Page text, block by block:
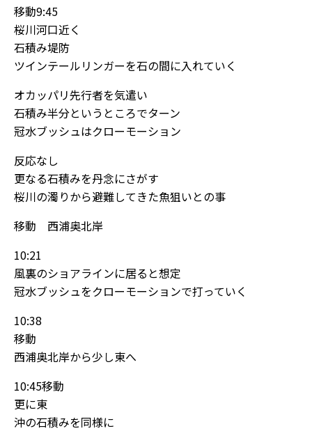
移動9:45
桜川河口近く
石積み堤防
ツインテールリンガーを石の間に入れていく
オカッパリ先行者を気遣い
石積み半分というところでターン
冠水ブッシュはクローモーション
反応なし
更なる石積みを丹念にさがす
桜川の濁りから避難してきた魚狙いとの事
移動 西浦奥北岸
10:21
風裏のショアラインに居ると想定
冠水ブッシュをクローモーションで打っていく
10:38
移動
西浦奥北岸から少し東へ
10:45移動
更に東
沖の石積みを同様に